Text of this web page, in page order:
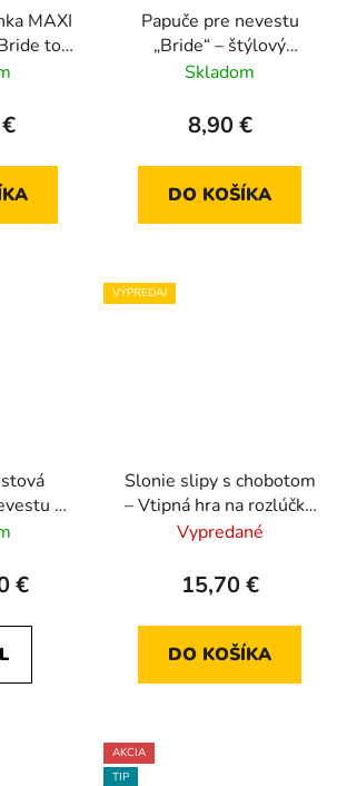
MAXI
to
Papuče pre nevestu
„Bride“ – štýlový
doplnok na svadobné
Skladom
8,90 €
DO KOŠÍKA
–
€
VÝPREDAJ
Slonie slipy s chobotom
– Vtipná hra na rozlúčku
so slobodou pre
Vypredané
15,70 €
DO KOŠÍKA
AKCIA
TIP